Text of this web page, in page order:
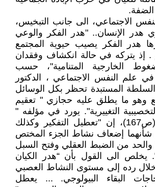
الاجتماعي، الى جانب التبخيس،
هدر الإنسان.. "هدر الفكر والوعي
هدر الفكر يصيب حيوية المجتمع
. إذ يتركه في حالة انكشاف وفقدان
الخارجية المتنامية"، حسب
علم النفس الاجتماعي ، الدكتور
المستبدة تحظر بكل الوسائل
وهو ما يطلق عليه حجازي " تعقيم
التغييرية". يورد في مؤلفه "
الإنسان المهدور" (ص167)، إن "تعطيل التفكير وكذلك
شأنهما إضعاف نشاط الجزء المختص
والحد من الضبط العقلي وفتح السبل
يخلص الى القول بأن “هدر الكيان
خلال رده إلى مستوى النشاط العصبي
البقاء البيولوجي. ... يعطل